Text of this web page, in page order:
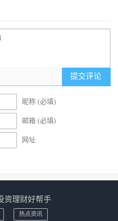
提交评论
昵称 (必填)
邮箱 (必填)
网址
资理财好帮手
热点资讯